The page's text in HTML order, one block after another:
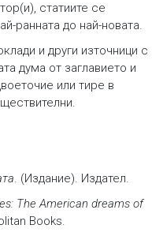
статиите се
ранната до най-новата.
и други източници с
дума от заглавието и
или тире в
. (Издание). Издател.
The American dreams of
Books.